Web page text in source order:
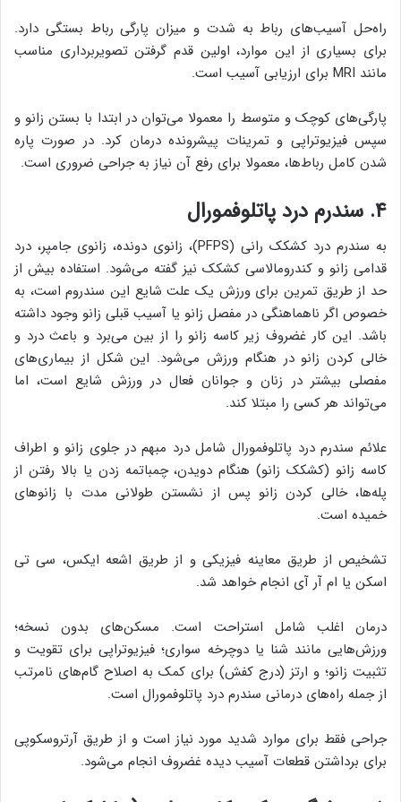
راه‌حل آسیب‌های رباط به شدت و میزان پارگی رباط بستگی دارد.
برای بسیاری از این موارد، اولین قدم گرفتن تصویربرداری مناسب
مانند MRI برای ارزیابی آسیب است.
پارگی‌های کوچک و متوسط ​​را معمولا می‌توان در ابتدا با بستن زانو و
سپس فیزیوتراپی و تمرینات پیشرونده درمان کرد. در صورت پاره
شدن کامل رباط‌ها، معمولا برای رفع آن نیاز به جراحی ضروری است.
۴. سندرم درد پاتلوفمورال
به سندرم درد کشکک رانی (PFPS)، زانوی دونده، زانوی جامپر، درد
قدامی ‌زانو و کندرومالاسی کشکک نیز گفته می‌شود. استفاده بیش از
حد از طریق تمرین برای ورزش یک علت شایع این سندروم است، به
خصوص اگر ناهماهنگی در مفصل زانو یا آسیب قبلی زانو وجود داشته
باشد. این کار غضروف زیر کاسه زانو را از بین می‌برد و باعث درد و
خالی کردن زانو در هنگام ورزش می‌شود. این شکل از بیماری‌های
مفصلی بیشتر در زنان و جوانان فعال در ورزش شایع است، اما
می‌تواند هر کسی را مبتلا کند.
علائم سندرم درد پاتلوفمورال شامل درد مبهم در جلوی زانو و اطراف
کاسه زانو (کشکک زانو) هنگام دویدن، چمباتمه زدن یا بالا رفتن از
پله‌ها، خالی کردن زانو پس از نشستن طولانی مدت با زانوهای
خمیده است.
تشخیص از طریق معاینه فیزیکی و از طریق اشعه ایکس، سی تی
اسکن یا ام آر آی انجام خواهد شد.
درمان اغلب شامل استراحت است. مسکن‌های بدون نسخه؛
ورزش‌هایی مانند شنا یا دوچرخه سواری؛ فیزیوتراپی برای تقویت و
تثبیت زانو؛ و ارتز (درج کفش) برای کمک به اصلاح گام‌های نامرتب
از جمله راه‌های درمانی سندرم درد پاتلوفمورال است.
جراحی فقط برای موارد شدید مورد نیاز است و از طریق آرتروسکوپی
برای برداشتن قطعات آسیب دیده غضروف انجام می‌شود.